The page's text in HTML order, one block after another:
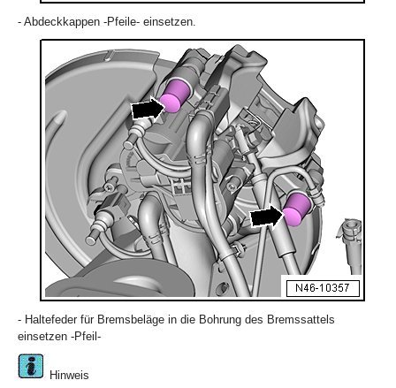
- Abdeckkappen -Pfeile- einsetzen.
- Haltefeder für Bremsbeläge in die Bohrung des Bremssattels
einsetzen -Pfeil-
Hinweis